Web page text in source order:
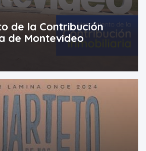
de la Contribución
de Montevideo